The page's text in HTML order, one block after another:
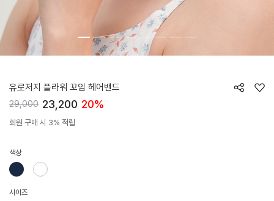
유로저지 플라워 꼬임 헤어밴드
29,000 23,200 20%
회원 구매 시 3% 적립
색상
사이즈